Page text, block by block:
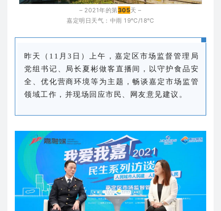
– 2021年的第305天 –
嘉定明日天气：中雨 19℃/18℃
昨天（11月3日）上午，嘉定区市场监督管理局
党组书记、局长夏彬做客直播间，以守护食品安
全、优化营商环境等为主题，畅谈嘉定市场监管
领域工作，并现场回应市民、网友意见建议。